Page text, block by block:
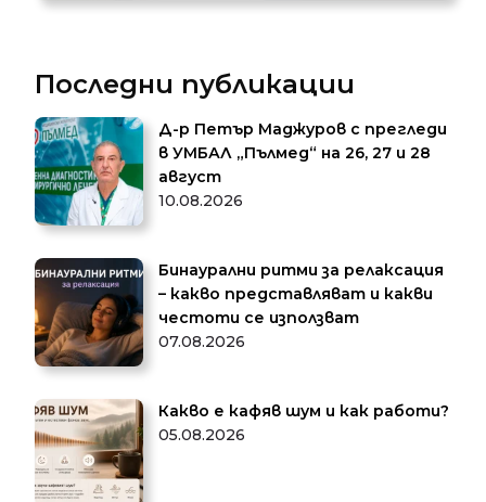
Последни публикации
Д-р Петър Маджуров с прегледи
в УМБАЛ „Пълмед“ на 26, 27 и 28
август
10.08.2026
Бинаурални ритми за релаксация
– какво представляват и какви
честоти се използват
07.08.2026
Какво е кафяв шум и как работи?
05.08.2026